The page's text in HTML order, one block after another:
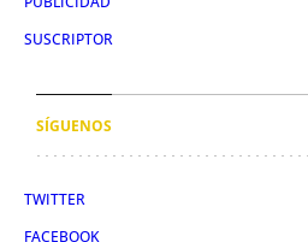
SUSCRIPTOR
SÍGUENOS
TWITTER
FACEBOOK